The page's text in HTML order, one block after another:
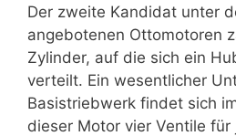
Der zweite Kandidat unter
angebotenen Ottomotoren
Zylinder, auf die sich ein
verteilt. Ein wesentlicher
Basistriebwerk findet sich
dieser Motor vier Ventile für